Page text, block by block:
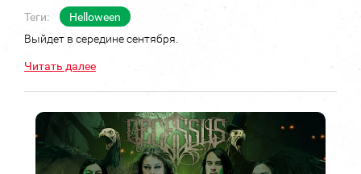
Теги:
Helloween
Выйдет в середине сентября.
Читать далее